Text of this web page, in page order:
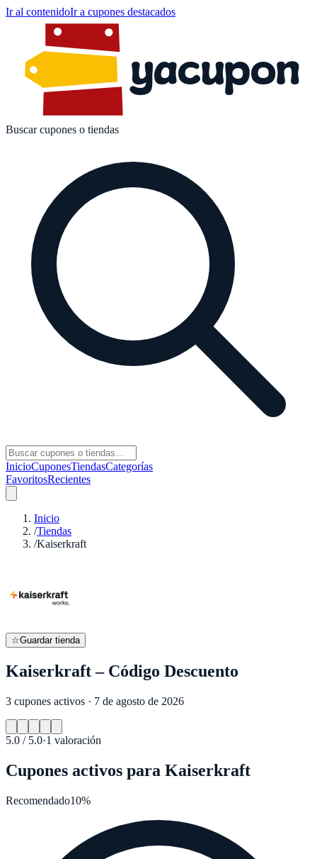
Ir al contenidoIr a cupones destacados
yacupon
Buscar cupones o tiendas
InicioCuponesTiendasCategorías
FavoritosRecientes
Inicio
/Tiendas
/Kaiserkraft
☆Guardar tienda
Kaiserkraft – Código Descuento
3 cupones activos · 7 de agosto de 2026
5.0 / 5.0·1 valoración
Cupones activos para Kaiserkraft
Recomendado10%